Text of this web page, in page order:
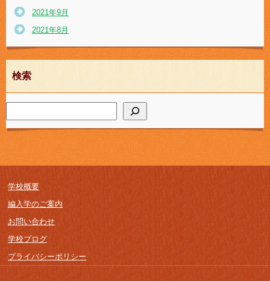
2021年9月
2021年8月
検索
学校概要
編入学のご案内
お問い合わせ
学校ブログ
プライバシーポリシー